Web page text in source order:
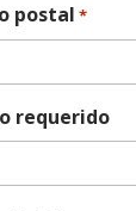
postal *
requerido